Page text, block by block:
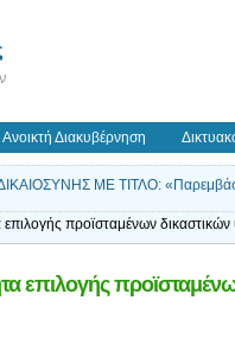
Ανοικτή Διακυβέρνηση
ΜΕ ΤΙΤΛΟ: «Παρεμβάσεις
προϊσταμένων
επιλογής